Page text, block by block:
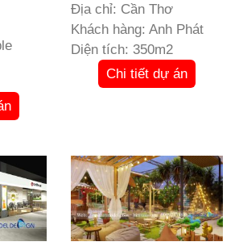
Địa chỉ: Cần Thơ
Khách hàng: Anh Phát
Diện tích: 350m2
Chi tiết dự án